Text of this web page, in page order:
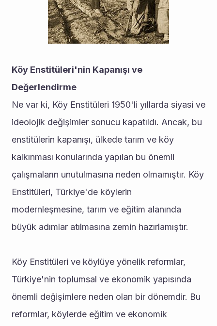
Köy Enstitüleri'nin Kapanışı ve
Değerlendirme
Ne var ki, Köy Enstitüleri 1950'li yıllarda siyasi ve
ideolojik değişimler sonucu kapatıldı. Ancak, bu
enstitülerin kapanışı, ülkede tarım ve köy
kalkınması konularında yapılan bu önemli
çalışmaların unutulmasına neden olmamıştır. Köy
Enstitüleri, Türkiye'de köylerin
modernleşmesine, tarım ve eğitim alanında
büyük adımlar atılmasına zemin hazırlamıştır.
Köy Enstitüleri ve köylüye yönelik reformlar,
Türkiye'nin toplumsal ve ekonomik yapısında
önemli değişimlere neden olan bir dönemdir. Bu
reformlar, köylerde eğitim ve ekonomik